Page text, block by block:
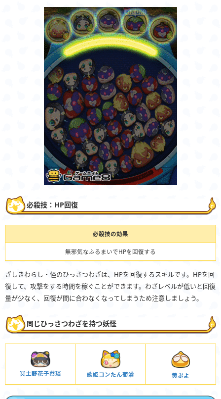
必殺技：HP回復
必殺技の効果
無邪気なふるまいでHPを回復する
ざしきわらし・怪のひっさつわざは、HPを回復するスキルです。HPを回
復して、攻撃をする時間を稼ぐことができます。わざレベルが低いと回復
量が少なく、回復が間に合わなくなってしまうため注意しましょう。
同じひっさつわざを持つ妖怪
冥土野花子蔡琰 歌姫コンたん荀灌 黄ぷよ